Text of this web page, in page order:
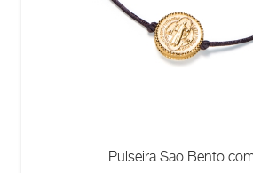
Pulseira Sao Bento